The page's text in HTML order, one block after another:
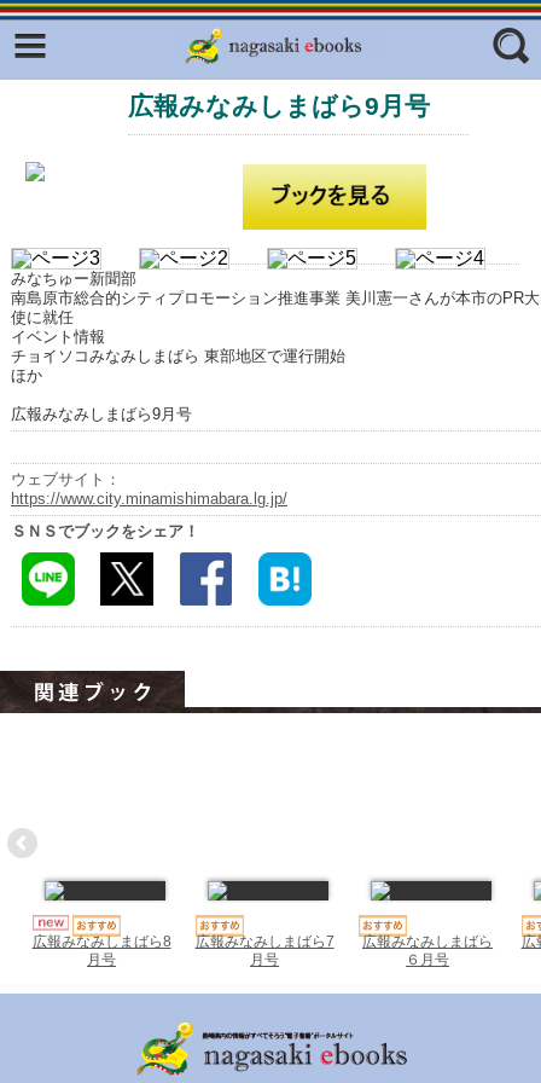
フリーワード
ジャンル
広報みなみしまばら9月号
みなちゅー新聞部
南島原市総合的シティプロモーション推進事業 美川憲一さんが本市のPR大
使に就任
イベント情報
チョイソコみなみしまばら 東部地区で運行開始
ほか
広報みなみしまばら9月号
ウェブサイト：
https://www.city.minamishimabara.lg.jp/
ＳＮＳでブックをシェア！
広報みなみしまばら8
月号
広報みなみしまばら7
月号
広報みなみしまばら
６月号
広
Facebook
ふくいろキラリプロジェクト
ラリー（TOKYO Brochures）
はじめてご利用される方へ
コンテンツ
広報誌ナビ
長崎と天草地方の潜伏キリシタン
大学・専門学校ナビ
小・中学校ナビ
ながよebooks
はさみebooks
ながさき市ebooks
さいかいイーブックス
長崎MICE観光マップ